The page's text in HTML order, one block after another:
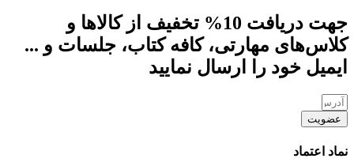
جهت دریافت 10% تخفیف از کالاها و
کلاس‌های مهارتی، کافه کتاب، جلسات و ...
ایمیل خود را ارسال نمایید
عضویت
نماد اعتماد